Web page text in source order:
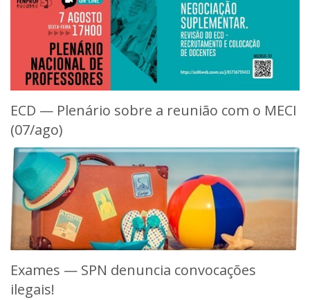
ECD — Plenário sobre a reunião com o MECI
(07/ago)
Exames — SPN denuncia convocações
ilegais!